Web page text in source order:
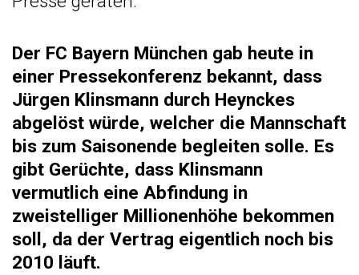
Der FC Bayern München gab heute in
einer Pressekonferenz bekannt, dass
Jürgen Klinsmann durch Heynckes
abgelöst würde, welcher die Mannschaft
bis zum Saisonende begleiten solle. Es
gibt Gerüchte, dass Klinsmann
vermutlich eine Abfindung in
zweistelliger Millionenhöhe bekommen
soll, da der Vertrag eigentlich noch bis
2010 läuft.